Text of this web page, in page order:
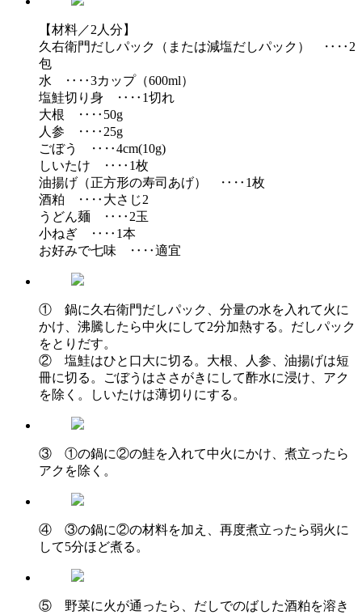
【材料／2人分】
久右衛門だしパック（または減塩だしパック） ‥‥2
包
水 ‥‥3カップ（600ml）
塩鮭切り身 ‥‥1切れ
大根 ‥‥50g
人参 ‥‥25g
ごぼう ‥‥4cm(10g)
しいたけ ‥‥1枚
油揚げ（正方形の寿司あげ） ‥‥1枚
酒粕 ‥‥大さじ2
うどん麺 ‥‥2玉
小ねぎ ‥‥1本
お好みで七味 ‥‥適宜
① 鍋に久右衛門だしパック、分量の水を入れて火に
かけ、沸騰したら中火にして2分加熱する。だしパック
をとりだす。
② 塩鮭はひと口大に切る。大根、人参、油揚げは短
冊に切る。ごぼうはささがきにして酢水に浸け、アク
を除く。しいたけは薄切りにする。
③ ①の鍋に②の鮭を入れて中火にかけ、煮立ったら
アクを除く。
④ ③の鍋に②の材料を加え、再度煮立ったら弱火に
して5分ほど煮る。
⑤ 野菜に火が通ったら、だしでのばした酒粕を溶き